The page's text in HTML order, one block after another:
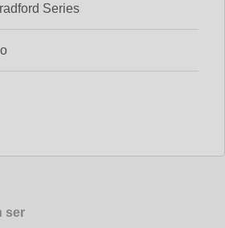
Series
ser